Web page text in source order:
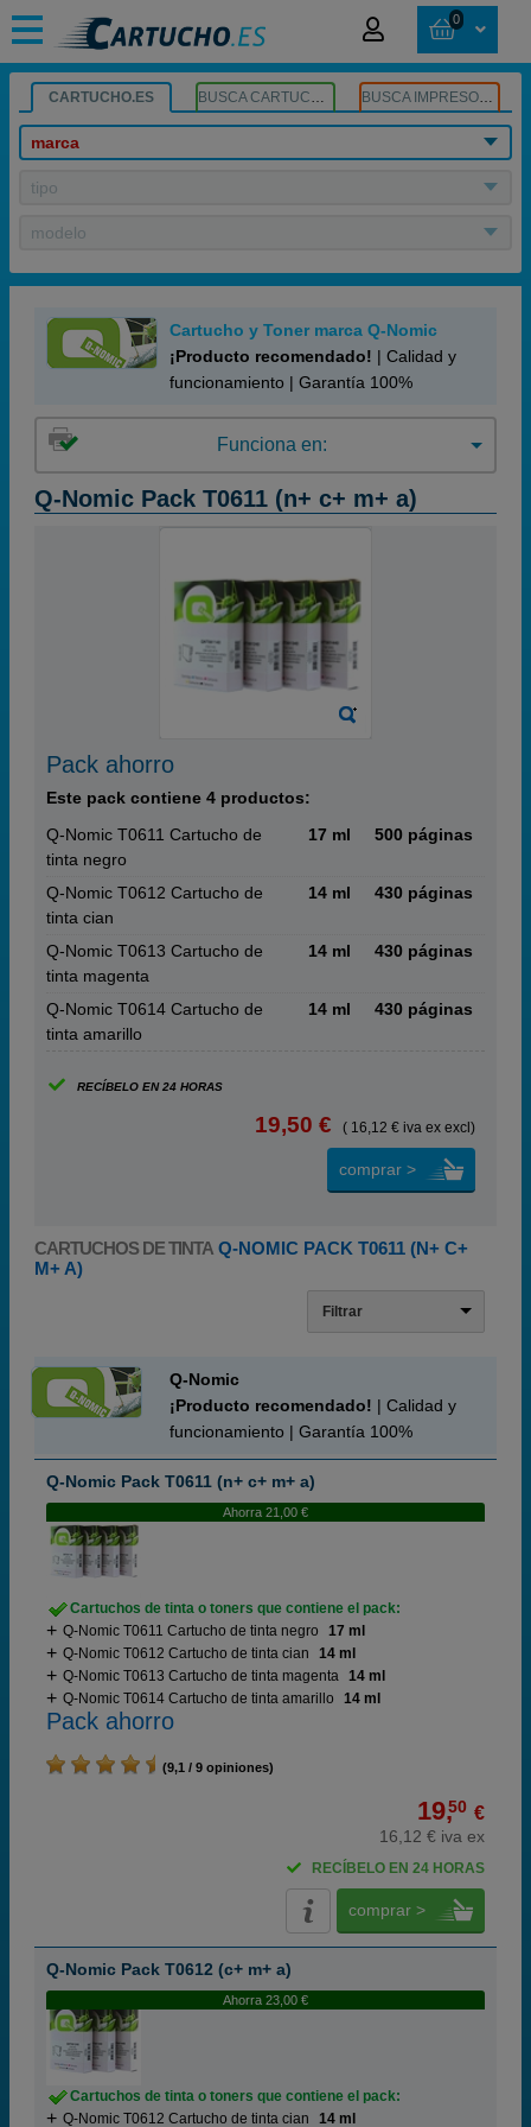
0
CARTUCHO.ES BUSCA CARTUCHOS BUSCA IMPRESORA
marca
tipo
modelo
Cartucho y Toner marca Q-Nomic
¡Producto recomendado! | Calidad y
funcionamiento | Garantía 100%
Funciona en:
Q-Nomic Pack T0611 (n+ c+ m+ a)
Pack ahorro
Este pack contiene 4 productos:
Q-Nomic T0611 Cartucho de
tinta negro
17 ml 500 páginas
Q-Nomic T0612 Cartucho de
tinta cian
14 ml 430 páginas
Q-Nomic T0613 Cartucho de
tinta magenta
14 ml 430 páginas
Q-Nomic T0614 Cartucho de
tinta amarillo
14 ml 430 páginas
RECÍBELO EN 24 HORAS
19,50 € ( 16,12 € iva ex excl)
comprar >
CARTUCHOS DE TINTA Q-NOMIC PACK T0611 (N+ C+
M+ A)
Filtrar
Q-Nomic
¡Producto recomendado! | Calidad y
funcionamiento | Garantía 100%
Q-Nomic Pack T0611 (n+ c+ m+ a)
Ahorra 21,00 €
Cartuchos de tinta o toners que contiene el pack:
Q-Nomic T0611 Cartucho de tinta negro
17 ml
Q-Nomic T0612 Cartucho de tinta cian
14 ml
Q-Nomic T0613 Cartucho de tinta magenta 14 ml
Q-Nomic T0614 Cartucho de tinta amarillo
14 ml
Pack ahorro
(9,1 / 9 opiniones)
19,50 €
16,12 € iva ex
RECÍBELO EN 24 HORAS
comprar >
Q-Nomic Pack T0612 (c+ m+ a)
Ahorra 23,00 €
Cartuchos de tinta o toners que contiene el pack:
Q-Nomic T0612 Cartucho de tinta cian
14 ml